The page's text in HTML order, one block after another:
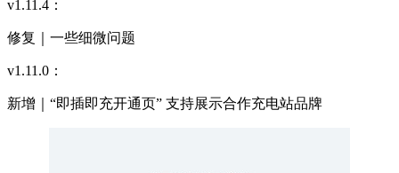
v1.11.4：
修复｜一些细微问题
v1.11.0：
新增｜“即插即充开通页” 支持展示合作充电站品牌